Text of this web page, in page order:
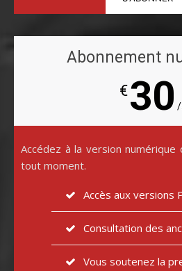
Abonnement
€30 /
Accédez à la version
tout moment.
Accès aux versions
Consultation des
Vous soutenez la